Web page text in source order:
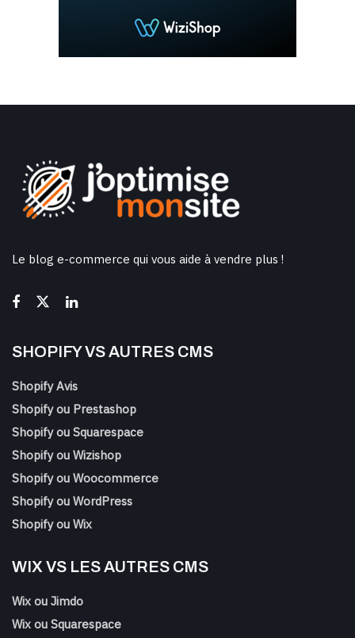
Le blog e-commerce qui vous aide à vendre plus !
SHOPIFY VS AUTRES CMS
Shopify Avis
Shopify ou Prestashop
Shopify ou Squarespace
Shopify ou Wizishop
Shopify ou Woocommerce
Shopify ou WordPress
Shopify ou Wix
WIX VS LES AUTRES CMS
Wix ou Jimdo
Wix ou Squarespace